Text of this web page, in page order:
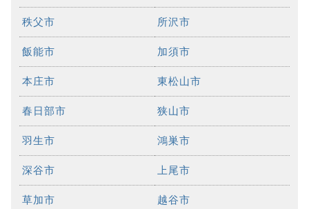
秩父市 所沢市
飯能市 加須市
本庄市 東松山市
春日部市 狭山市
羽生市 鴻巣市
深谷市 上尾市
草加市 越谷市